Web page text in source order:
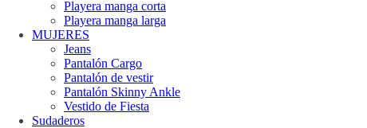
Playera manga corta
Playera manga larga
MUJERES
Jeans
Pantalón Cargo
Pantalón de vestir
Pantalón Skinny Ankle
Vestido de Fiesta
Sudaderos